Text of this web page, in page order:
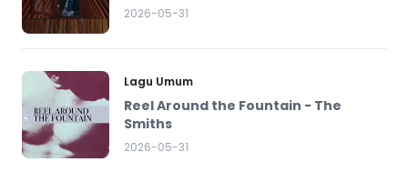
2026-05-31
Lagu Umum
Reel Around the Fountain - The
Smiths
2026-05-31